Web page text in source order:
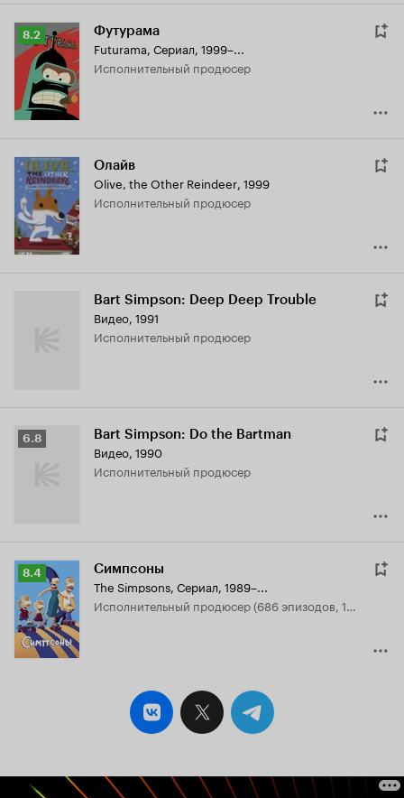
Рейтинг
Кинопоиска
8.2
8.2 Футурама
Futurama, Сериал, 1999–...
исполнительный продюсер
Олайв
Olive, the Other Reindeer, 1999
исполнительный продюсер
Bart Simpson: Deep Deep Trouble
Видео, 1991
исполнительный продюсер
Рейтинг
6.8 Bart Simpson: Do the Bartman
Видео, 1990
исполнительный продюсер
Рейтинг
Кинопоиска
8.4
8.4 Симпсоны
The Simpsons, Сериал, 1989–...
исполнительный продюсер (686 эпизодов, 1989-2020)